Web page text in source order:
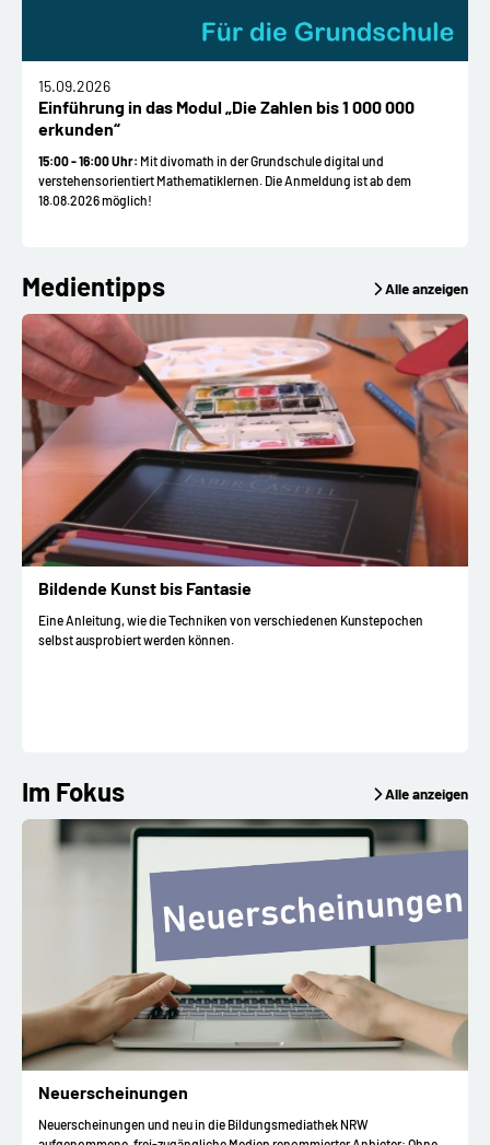
15.09.2026
Einführung in das Modul „Die Zahlen bis 1 000 000
erkunden“
15:00 - 16:00 Uhr: Mit divomath in der Grundschule digital und
verstehensorientiert Mathematiklernen. Die Anmeldung ist ab dem
18.08.2026 möglich!
Medientipps Alle anzeigen
Bildende Kunst bis Fantasie
Eine Anleitung, wie die Techniken von verschiedenen Kunstepochen
selbst ausprobiert werden können.
Im Fokus Alle anzeigen
Neuerscheinungen
Neuerscheinungen und neu in die Bildungsmediathek NRW